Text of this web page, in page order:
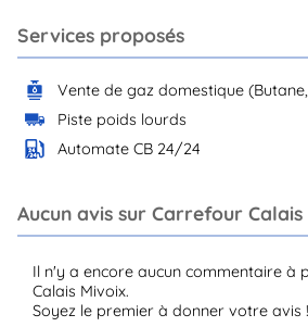
Services proposés
Vente de gaz domestique
Piste poids lourds
Automate CB 24/24
Aucun avis sur Carrefour Calais
Il n'y a encore aucun commentaire à
Calais Mivoix.
Soyez le premier à donner votre avis !